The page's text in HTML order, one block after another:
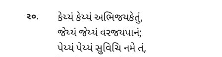
૨૦.
કેય્યં કેય્યં અભિજયકેતું,
જેય્યં જેય્યં વરજયપાનં;
પેય્યં પેય્યં સુવિચિ નમે તં,